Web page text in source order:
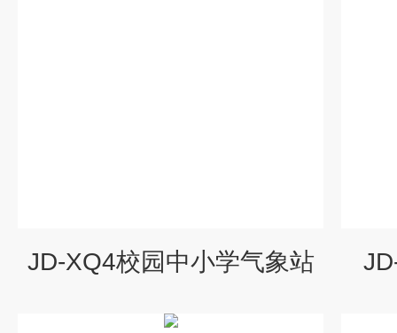
JD-XQ4校园中小学气象站